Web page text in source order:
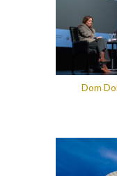
Dom